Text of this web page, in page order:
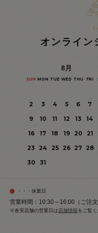
オンライン
8月
SUN MON TUE WED THU FRI
2
3 4 5 6 7
9
10 11 12 13 14
16
17 18 19 20 21
23
24 25 26 27 28
30
31
・・・休業日
営業時間：10:30～16:00（ご注文
※各実店舗の営業日は 店舗情報をご覧く